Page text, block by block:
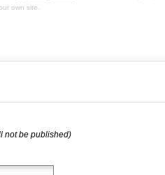
own site.
not be published)